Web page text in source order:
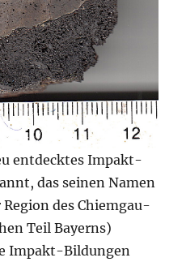
entdecktes Impakt-
das seinen Namen
des Chiemgau-
Teil Bayerns)
Impakt-Bildungen